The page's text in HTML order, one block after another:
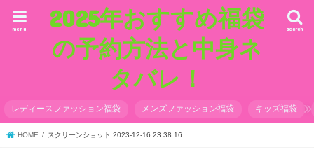
2025年おすすめ福袋
の予約方法と中身ネ
タバレ！
search
menu
レディースファッション福袋 メンズファッション福袋 キッズ福袋
HOME スクリーンショット 2023-12-16 23.38.16